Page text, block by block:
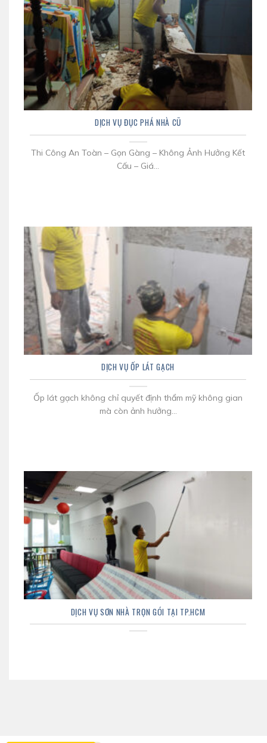
DỊCH VỤ ĐỤC PHÁ NHÀ CŨ
Thi Công An Toàn – Gọn Gàng – Không Ảnh Hưởng Kết
Cấu – Giá...
DỊCH VỤ ỐP LÁT GẠCH
Ốp lát gạch không chỉ quyết định thẩm mỹ không gian
mà còn ảnh hưởng...
DỊCH VỤ SƠN NHÀ TRỌN GÓI TẠI TP.HCM